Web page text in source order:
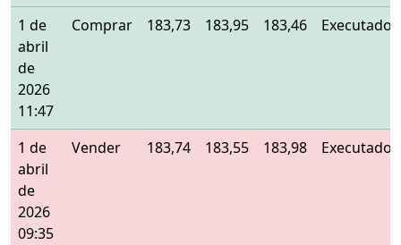
1 de
abril
de
2026
11:47
Comprar 183,73 183,95 183,46 Executado
1 de
abril
de
2026
09:35
Vender 183,74 183,55 183,98 Executado